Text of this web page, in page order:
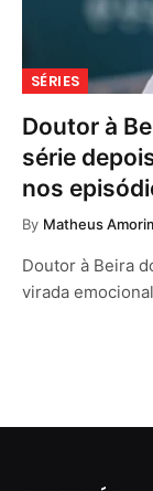
SÉRIES
Doutor à
série
nos
By Matheus
Doutor à Beira
virada